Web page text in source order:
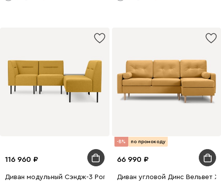
116 960
Диван модульный Сэндж-3 Рогожка Жёлтый
-8% по промокоду
66 990
Диван угловой Динс Вельвет